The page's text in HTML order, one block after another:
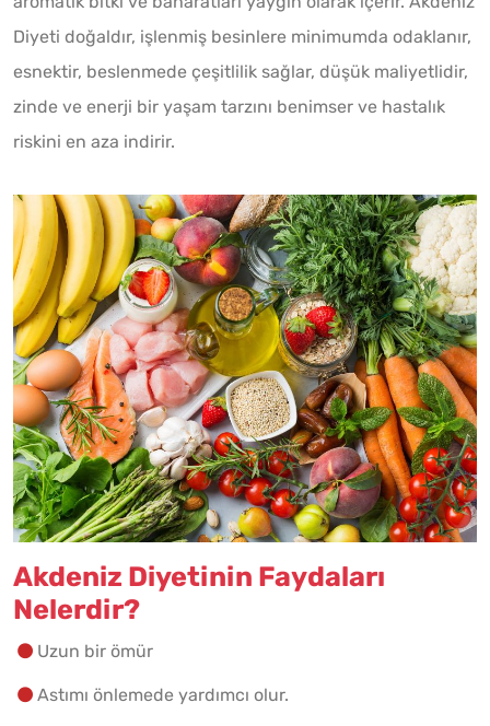
Diyeti doğaldır, işlenmiş besinlere minimumda odaklanır,
esnektir, beslenmede çeşitlilik sağlar, düşük maliyetlidir,
zinde ve enerji bir yaşam tarzını benimser ve hastalık
riskini en aza indirir.
Akdeniz Diyetinin Faydaları
Nelerdir?
Uzun bir ömür
Astımı önlemede yardımcı olur.